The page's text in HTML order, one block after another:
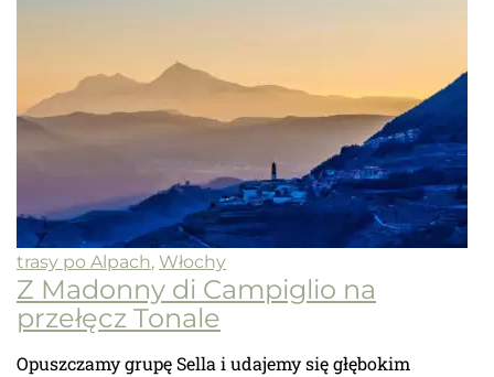
trasy po Alpach, Włochy
Z Madonny di Campiglio na
przełęcz Tonale
Opuszczamy grupę Sella i udajemy się głębokim